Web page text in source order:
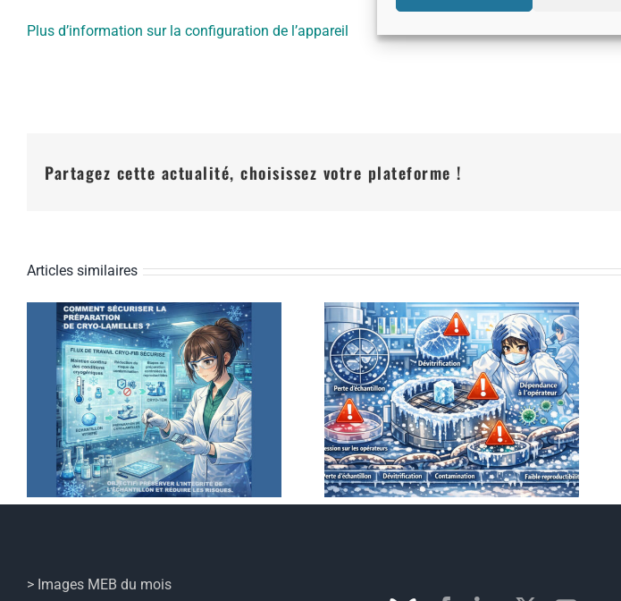
Plus d’information sur la configuration de l’appareil
Partagez cette actualité, choisissez votre plateforme !
Articles similaires
La préparation de
cryo‑lamelles est l’étape
où se produisent la plupart
des échecs en cryo‑EM
Retour sur l’ANF RIME
2026 à Dijon
> Images MEB du mois